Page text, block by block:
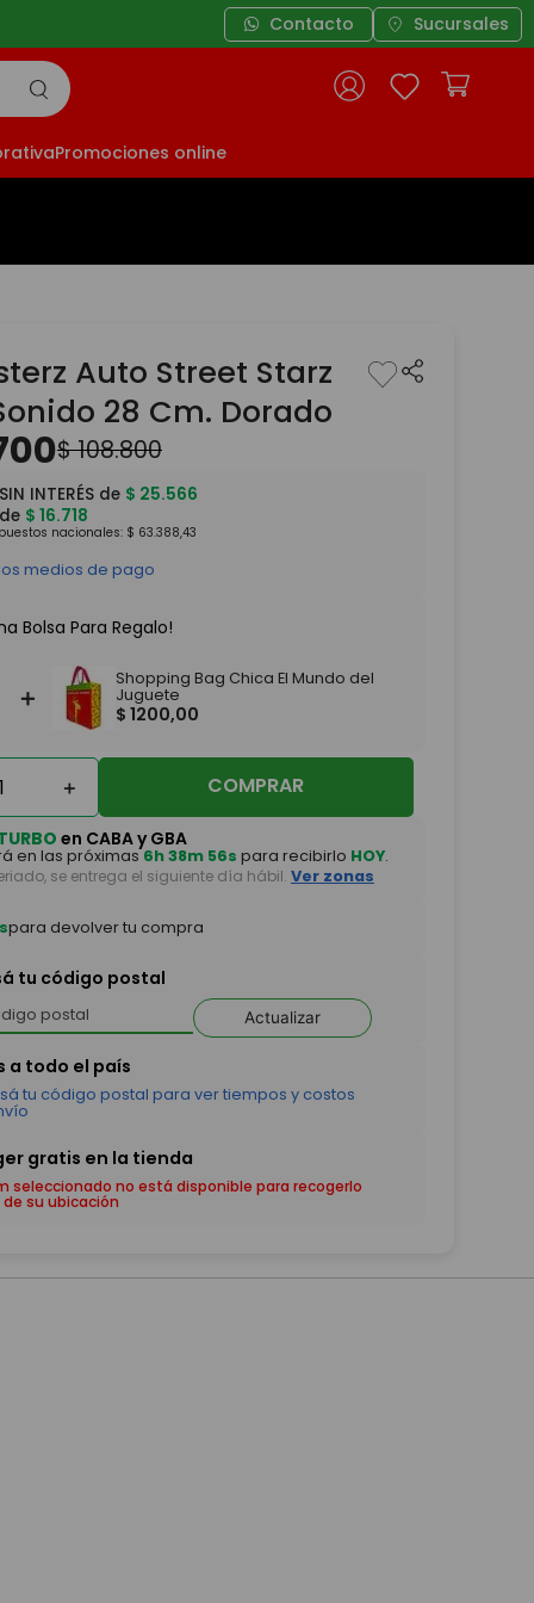
Contacto Sucursales
Promociones online
Auto Street Starz
28 Cm. Dorado
$108.800
INTERÉS de $ 25.566
$ 16.718
nacionales: $ 63.388,43
medios de pago
Bolsa Para Regalo!
＋
Shopping Bag Chica El Mundo del
Juguete
$ 1200,00
＋ COMPRAR
en CABA y GBA
en las próximas6h 38m 56s para recibirlo HOY.
se entrega el siguiente día hábil. Ver zonas
para devolver tu compra
tu código postal
Actualizar
seleccionado no está disponible para recogerlo
de su ubicación